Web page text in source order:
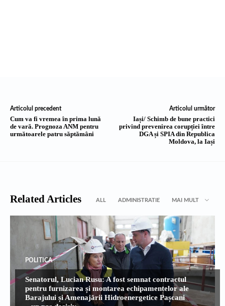
Articolul precedent
Cum va fi vremea în prima lună
de vară. Prognoza ANM pentru
următoarele patru săptămâni
Articolul următor
Iași/ Schimb de bune practici
privind prevenirea corupției între
DGA și SPIA din Republica
Moldova, la Iași
Related Articles ALL ADMINISTRATIE MAI MULT
POLITICA
Senatorul, Lucian Rusu: A fost semnat contractul
pentru furnizarea și montarea echipamentelor ale
Barajului și Amenajării Hidroenergetice Pașcani